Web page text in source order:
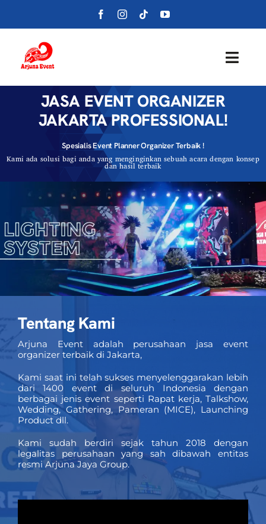
Beranda
Portofolio
Blog
PRICELIST
JASA EVENT ORGANIZER
JAKARTA PROFESSIONAL!
Spesialis Event Planner Organizer Terbaik !
Kami ada solusi bagi anda yang menginginkan sebuah acara dengan konsep
dan hasil terbaik
Tentang Kami
Arjuna Event adalah perusahaan jasa event
organizer terbaik di Jakarta,
Kami saat ini telah sukses menyelenggarakan lebih
dari 1400 event di seluruh Indonesia dengan
berbagai jenis event seperti Rapat kerja, Talkshow,
Wedding, Gathering, Pameran (MICE), Launching
Product dll.
Kami sudah berdiri sejak tahun 2018 dengan
legalitas perusahaan yang sah dibawah entitas
resmi Arjuna Jaya Group.